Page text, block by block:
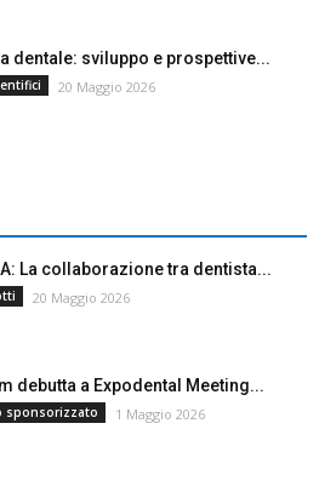
dentale: sviluppo e prospettive...
20 Maggio 2026
La collaborazione tra dentista...
20 Maggio 2026
debutta a Expodental Meeting...
sponsorizzato 1 Maggio 2026